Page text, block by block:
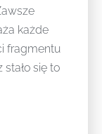
każde
fragmentu
się to